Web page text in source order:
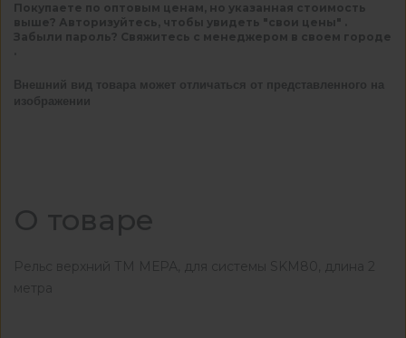
Покупаете по оптовым ценам, но указанная стоимость
выше? Авторизуйтесь, чтобы увидеть "свои цены" .
Забыли пароль? Свяжитесь с менеджером в своем городе
Внешний вид товара может отличаться от представленного на
изображении
О товаре
Рельс верхний ТМ МЕРА, для системы SKM80, длина 2
метра